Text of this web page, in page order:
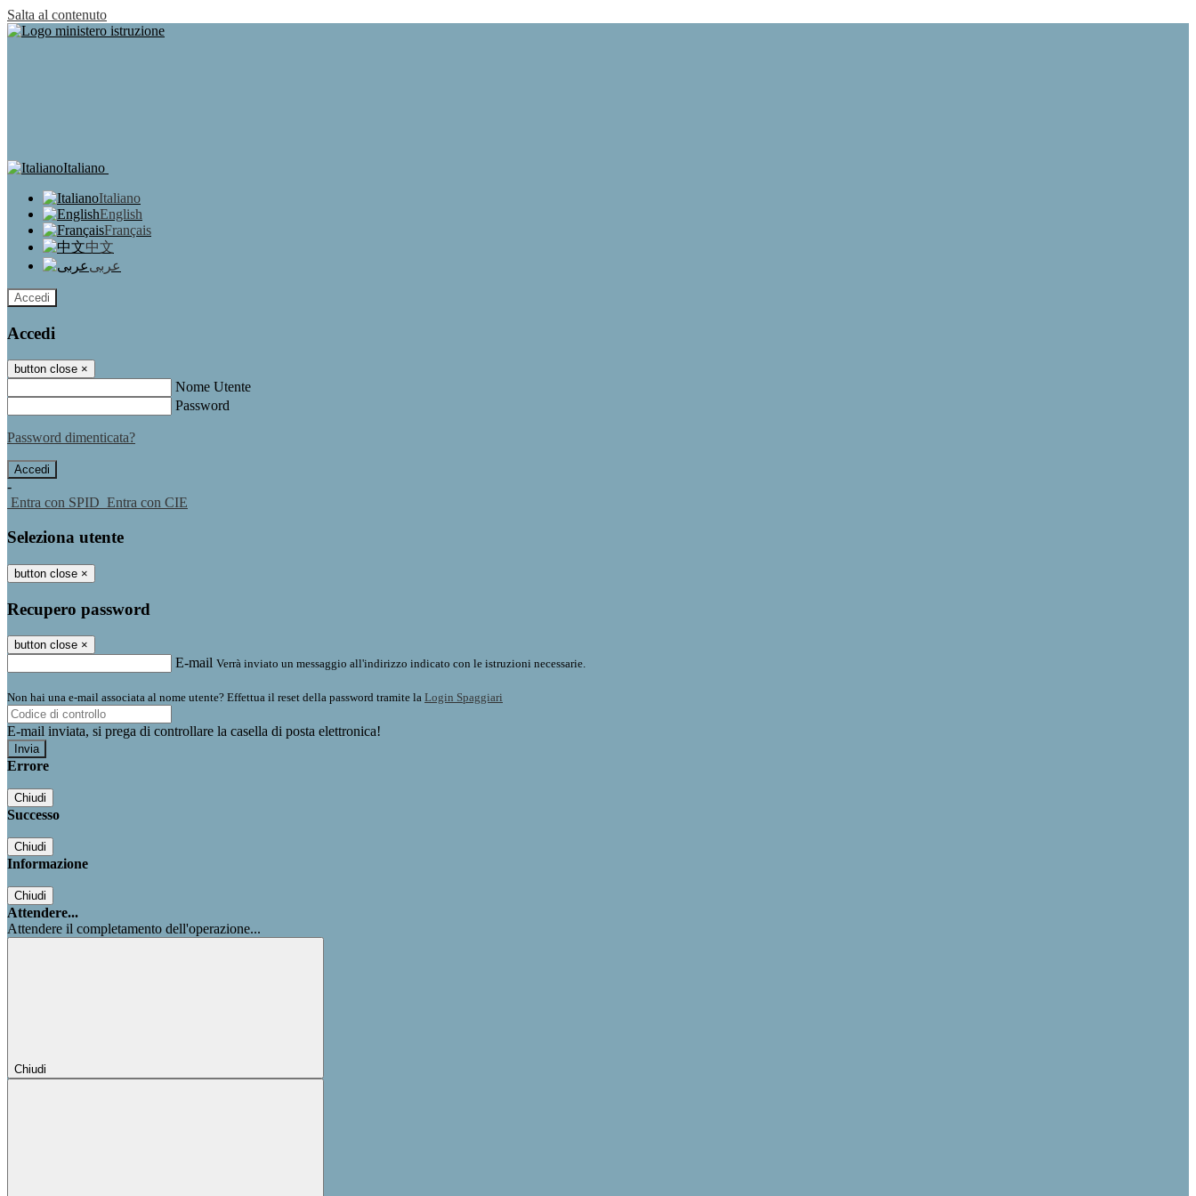
Salta al contenuto
Italiano
Italiano
English
Français
中文
عربى
Accedi
Accedi
button close ×
Nome Utente
Password
Password dimenticata?
-
Entra con SPID Entra con CIE
Seleziona utente
button close ×
Recupero password
button close ×
E-mail Verrà inviato un messaggio all'indirizzo indicato con le istruzioni necessarie.
Non hai una e-mail associata al nome utente? Effettua il reset della password tramite la Login Spaggiari
E-mail inviata, si prega di controllare la casella di posta elettronica!
Errore
Chiudi
Successo
Chiudi
Informazione
Chiudi
Attendere...
Attendere il completamento dell'operazione...
Chiudi